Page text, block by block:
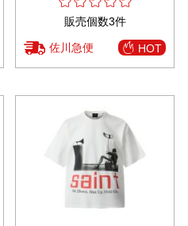
販売個数3件
佐川急便 HOT